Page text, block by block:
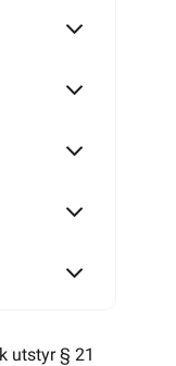
utstyr § 21